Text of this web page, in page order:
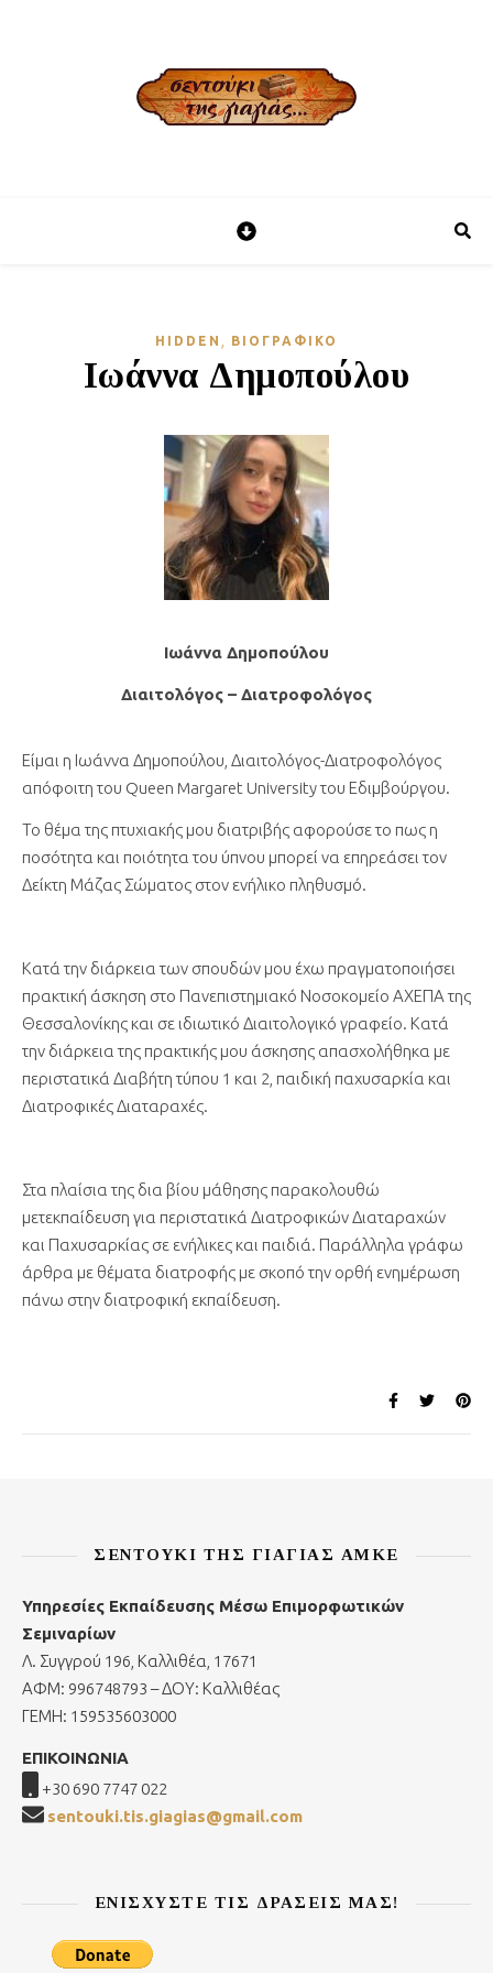
HIDDEN ΒΙΟΓΡΑΦΙΚΌ
Ιωάννα Δημοπούλου
Ιωάννα Δημοπούλου
Διαιτολόγος – Διατροφολόγος
Είμαι η Ιωάννα Δημοπούλου, Διαιτολόγος-Διατροφολόγος
απόφοιτη του Queen Margaret University του Εδιμβούργου.
Το θέμα της πτυχιακής μου διατριβής αφορούσε το πως η
ποσότητα και ποιότητα του ύπνου μπορεί να επηρεάσει τον
Δείκτη Μάζας Σώματος στον ενήλικο πληθυσμό.
Κατά την διάρκεια των σπουδών μου έχω πραγματοποιήσει
πρακτική άσκηση στο Πανεπιστημιακό Νοσοκομείο ΑΧΕΠΑ της
Θεσσαλονίκης και σε ιδιωτικό Διαιτολογικό γραφείο. Κατά
την διάρκεια της πρακτικής μου άσκησης απασχολήθηκα με
περιστατικά Διαβήτη τύπου 1 και 2, παιδική παχυσαρκία και
Διατροφικές Διαταραχές.
Στα πλαίσια της δια βίου μάθησης παρακολουθώ
μετεκπαίδευση για περιστατικά Διατροφικών Διαταραχών
και Παχυσαρκίας σε ενήλικες και παιδιά. Παράλληλα γράφω
άρθρα με θέματα διατροφής με σκοπό την ορθή ενημέρωση
πάνω στην διατροφική εκπαίδευση.
ΣΕΝΤΟΎΚΙ ΤΗΣ ΓΙΑΓΙΆΣ ΑΜΚΕ
Υπηρεσίες Εκπαίδευσης Μέσω Επιμορφωτικών
Σεμιναρίων
Λ. Συγγρού 196, Καλλιθέα, 17671
ΑΦΜ: 996748793 – ΔΟΥ: Καλλιθέας
ΓΕΜΗ: 159535603000
ΕΠΙΚΟΙΝΩΝΙΑ
+30 690 7747 022
sentouki.tis.giagias@gmail.com
ΕΝΙΣΧΎΣΤΕ ΤΙΣ ΔΡΆΣΕΙΣ ΜΑΣ!